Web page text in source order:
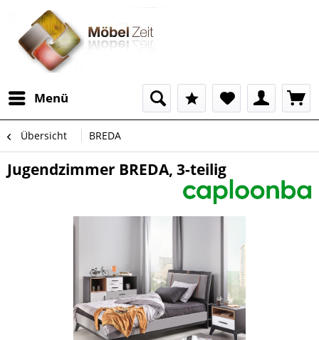
Menü
Übersicht BREDA
Jugendzimmer BREDA, 3-teilig